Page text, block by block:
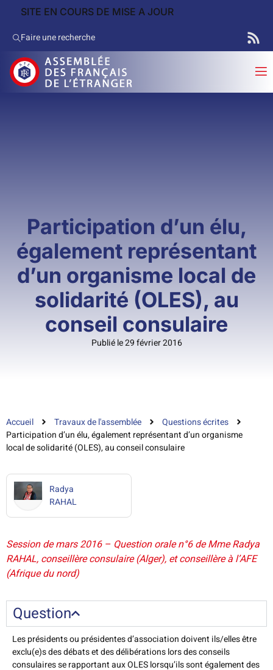
SITE EN COURS DE MISE A JOUR
Faire une recherche
Participation d’un élu,
également représentant
d’un organisme local de
solidarité (OLES), au
conseil consulaire
Publié le 29 février 2016
Accueil Travaux de l'assemblée
Questions écrites
Participation d’un élu, également représentant d’un organisme
local de solidarité (OLES), au conseil consulaire
Radya
RAHAL
Session de mars 2016 – Question orale n°6 de Mme Radya
RAHAL, conseillère consulaire (Alger), et conseillère à l’AFE
(Afrique du nord)
Question
Les présidents ou présidentes d’association doivent ils/elles être
exclu(e)s des débats et des délibérations lors des conseils
consulaires se rapportant aux OLES lorsqu’ils sont également des